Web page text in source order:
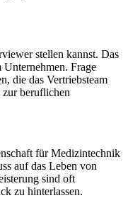
stellen kannst. Das
Unternehmen. Frage
die das Vertriebsteam
beruflichen
für Medizintechnik
auf das Leben von
sind oft
zu hinterlassen.